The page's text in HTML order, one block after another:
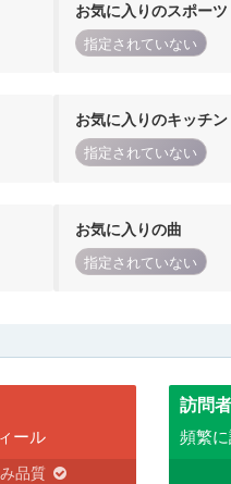
お気に入りのスポーツ
指定されていない
お気に入りのキッチン
指定されていない
お気に入りの曲
指定されていない
ール
品質
訪問者
頻繁